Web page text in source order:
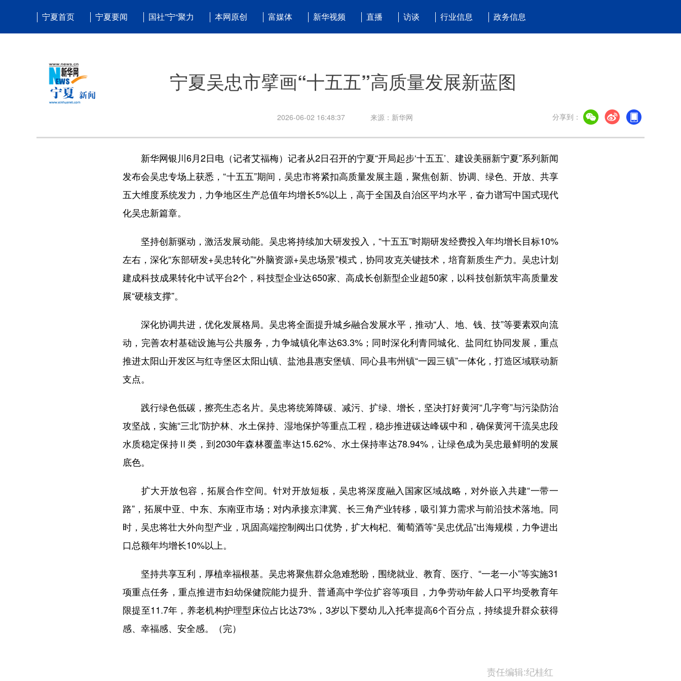
宁夏首页 宁夏要闻 国社”宁“聚力 本网原创 富媒体 新华视频 直播 访谈 行业信息 政务信息
宁夏吴忠市擘画“十五五”高质量发展新蓝图
2026-06-02 16:48:37 来源：新华网 分享到：
新华网银川6月2日电（记者艾福梅）记者从2日召开的宁夏“开局起步‘十五五’、建设美丽新宁夏”系列新闻
发布会吴忠专场上获悉，“十五五”期间，吴忠市将紧扣高质量发展主题，聚焦创新、协调、绿色、开放、共享
五大维度系统发力，力争地区生产总值年均增长5%以上，高于全国及自治区平均水平，奋力谱写中国式现代
化吴忠新篇章。
坚持创新驱动，激活发展动能。吴忠将持续加大研发投入，“十五五”时期研发经费投入年均增长目标10%
左右，深化“东部研发+吴忠转化”“外脑资源+吴忠场景”模式，协同攻克关键技术，培育新质生产力。吴忠计划
建成科技成果转化中试平台2个，科技型企业达650家、高成长创新型企业超50家，以科技创新筑牢高质量发
展“硬核支撑”。
深化协调共进，优化发展格局。吴忠将全面提升城乡融合发展水平，推动“人、地、钱、技”等要素双向流
动，完善农村基础设施与公共服务，力争城镇化率达63.3%；同时深化利青同城化、盐同红协同发展，重点
推进太阳山开发区与红寺堡区太阳山镇、盐池县惠安堡镇、同心县韦州镇“一园三镇”一体化，打造区域联动新
支点。
践行绿色低碳，擦亮生态名片。吴忠将统筹降碳、减污、扩绿、增长，坚决打好黄河“几字弯”与污染防治
攻坚战，实施“三北”防护林、水土保持、湿地保护等重点工程，稳步推进碳达峰碳中和，确保黄河干流吴忠段
水质稳定保持Ⅱ类，到2030年森林覆盖率达15.62%、水土保持率达78.94%，让绿色成为吴忠最鲜明的发展
底色。
扩大开放包容，拓展合作空间。针对开放短板，吴忠将深度融入国家区域战略，对外嵌入共建“一带一
路”，拓展中亚、中东、东南亚市场；对内承接京津冀、长三角产业转移，吸引算力需求与前沿技术落地。同
时，吴忠将壮大外向型产业，巩固高端控制阀出口优势，扩大枸杞、葡萄酒等“吴忠优品”出海规模，力争进出
口总额年均增长10%以上。
坚持共享互利，厚植幸福根基。吴忠将聚焦群众急难愁盼，围绕就业、教育、医疗、“一老一小”等实施31
项重点任务，重点推进市妇幼保健院能力提升、普通高中学位扩容等项目，力争劳动年龄人口平均受教育年
限提至11.7年，养老机构护理型床位占比达73%，3岁以下婴幼儿入托率提高6个百分点，持续提升群众获得
感、幸福感、安全感。（完）
责任编辑:纪桂红